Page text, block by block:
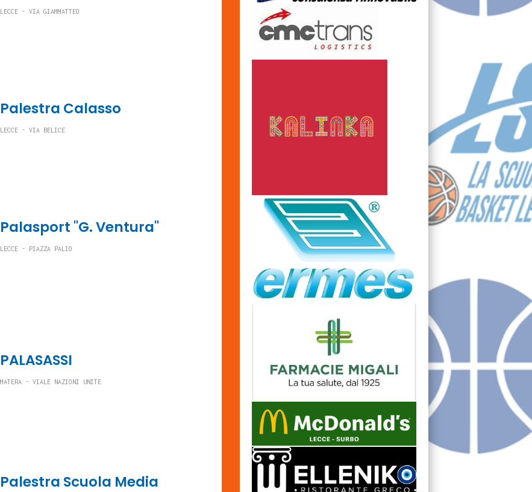
LECCE - VIA GIAMMATTEO
Palestra Calasso
LECCE - VIA BELICE
Palasport "G. Ventura"
LECCE - PIAZZA PALIO
PALASASSI
MATERA - VIALE NAZIONI UNITE
Palestra Scuola Media